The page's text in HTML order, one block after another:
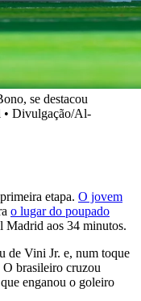
se destacou
• Divulgação/Al-
etapa. O jovem
o lugar do poupado
Madrid aos 34 minutos.
de Vini Jr. e, num toque
brasileiro cruzou
enganou o goleiro